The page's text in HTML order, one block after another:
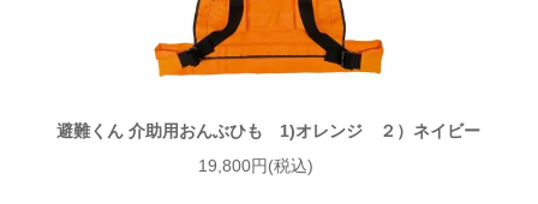
避難くん 介助用おんぶひも 1)オレンジ ２）ネイビー
19,800円(税込)